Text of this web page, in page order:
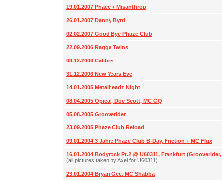
19.01.2007 Phace + Misanthrop
26.01.2007 Danny Byrd
02.02.2007 Good Bye Phaze Club
22.09.2006 Ragga Twins
08.12.2006 Calibre
31.12.2006 New Years Eve
14.01.2005 Metalheadz Night
08.04.2005 Opical, Doc Scott, MC GQ
05.08.2005 Grooverider
23.09.2005 Phaze Club Reload
09.01.2004 3 Jahre Phaze Club B-Day, Friction + MC Flux
16.01.2004 Bodyrock Pt.2 @ U60311, Frankfurt
(all pictures taken by Axel for U60311)
23.01.2004 Bryan Gee, MC Shabba